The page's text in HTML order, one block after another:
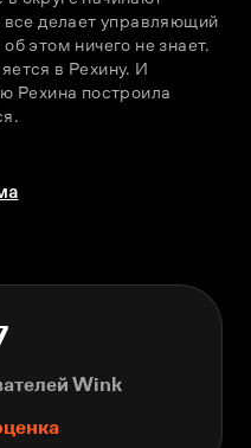
все делает управляющий
этом ничего не знает.
в Рехину. И
Рехина построила
Wink